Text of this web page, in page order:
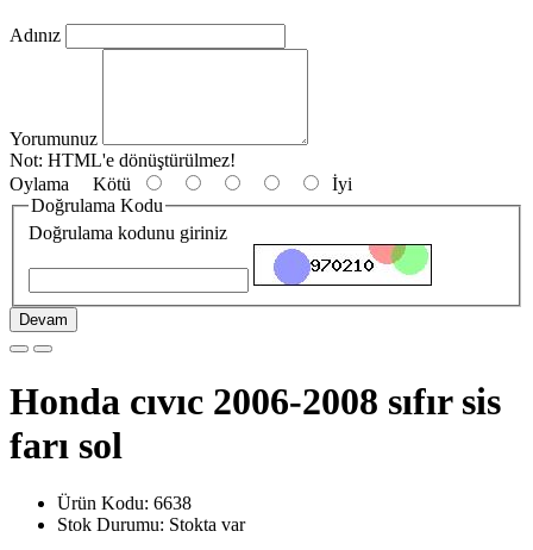
Adınız
Yorumunuz
Not: HTML'e dönüştürülmez!
Oylama Kötü
İyi
Doğrulama Kodu
Doğrulama kodunu giriniz
Devam
Honda cıvıc 2006-2008 sıfır sis
farı sol
Ürün Kodu: 6638
Stok Durumu: Stokta var